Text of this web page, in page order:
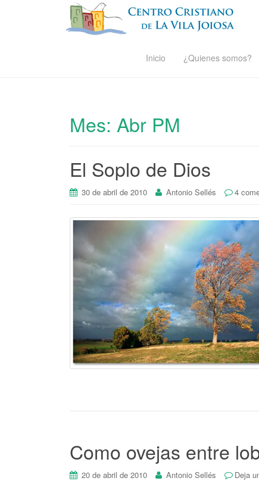
Inicio ¿Quienes somos?
Mes: Abr PM
El Soplo de Dios
30 de abril de 2010 Antonio Sellés 4
Como ovejas entre
20 de abril de 2010 Antonio Sellés Deja